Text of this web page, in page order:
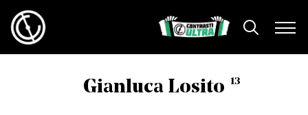
Gianluca Losito 13